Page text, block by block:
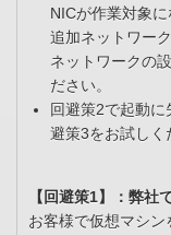
NICが作業対象に
追加ネットワー
ネットワークの
ださい。
回避策2で起動
避策3をお試しく
【回避策1】：弊社
お客様で仮想マシ